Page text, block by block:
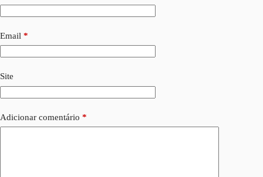
Email *
Site
Adicionar comentário *